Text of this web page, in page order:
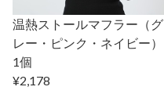
温熱ストールマフラー（グ
レー・ピンク・ネイビー）
1個
¥2,178